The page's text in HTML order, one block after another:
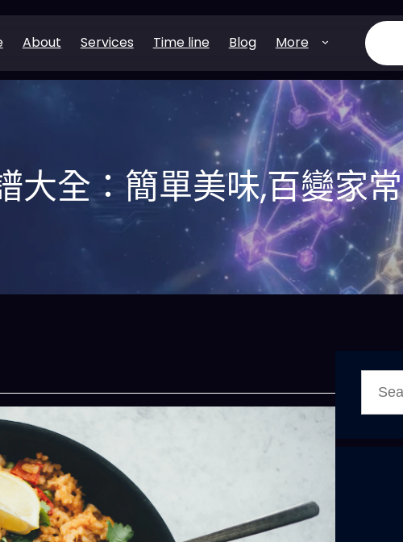
About Services Time line Blog More
搜
尋
大全：簡單美味,百變家常